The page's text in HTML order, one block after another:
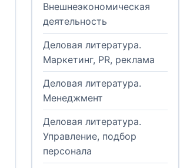
Внешнеэкономическая
деятельность
Деловая литература.
Маркетинг, PR, реклама
Деловая литература.
Менеджмент
Деловая литература.
Управление, подбор
персонала